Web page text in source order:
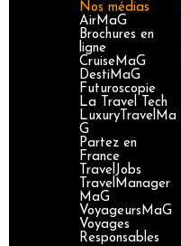
Nos médias
AirMaG
Brochures en
ligne
CruiseMaG
DestiMaG
Futuroscopie
La Travel Tech
LuxuryTravelMa
G
Partez en
France
TravelJobs
TravelManager
MaG
VoyageursMaG
Voyages
Responsables